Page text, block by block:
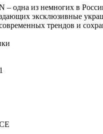
– одна из немногих в
эксклюзивные
трендов и